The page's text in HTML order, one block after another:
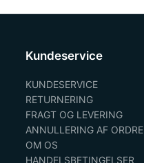
Kundeservice
KUNDESERVICE
RETURNERING
FRAGT OG LEVERING
ANNULLERING AF ORDRE
OM OS
HANDELSBETINGELSER